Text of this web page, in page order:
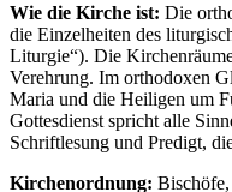
Wie die Kirche ist: Die
die Einzelheiten des
Liturgie“). Die
Verehrung. Im orthodoxen
Maria und die Heiligen um
Gottesdienst spricht alle
Schriftlesung und Predigt,
Kirchenordnung: